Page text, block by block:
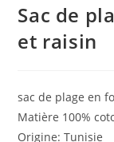
Sac de
et raisin
sac de plage en
Matière 100%
Origine: Tunisie